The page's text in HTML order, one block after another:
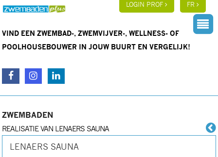
LOGIN PROF FR
VIND EEN ZWEMBAD-, ZWEMVIJVER-, WELLNESS- OF
POOLHOUSEBOUWER IN JOUW BUURT EN VERGELIJK!
ZWEMBADEN
REALISATIE VAN LENAERS SAUNA
LENAERS SAUNA